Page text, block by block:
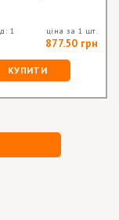
1
ціна за 1 шт.
877.50 грн
КУПИТИ